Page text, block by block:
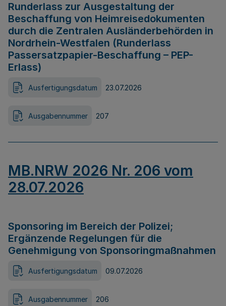
Runderlass zur Ausgestaltung der
Beschaffung von Heimreisedokumenten
durch die Zentralen Ausländerbehörden in
Nordrhein-Westfalen (Runderlass
Passersatzpapier-Beschaffung – PEP-
Erlass)
Ausfertigungsdatum 23.07.2026
Ausgabennummer 207
MB.NRW 2026 Nr. 206 vom
28.07.2026
Sponsoring im Bereich der Polizei;
Ergänzende Regelungen für die
Genehmigung von Sponsoringmaßnahmen
Ausfertigungsdatum 09.07.2026
Ausgabennummer 206